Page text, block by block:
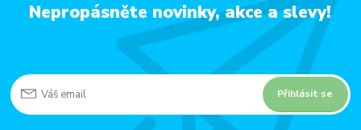
Nepropásněte novinky, akce a slevy!
Přihlásit se